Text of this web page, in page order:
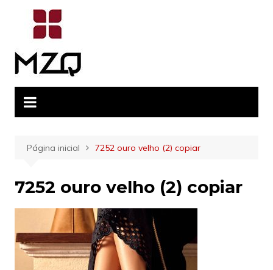
conteúdo
Página inicial 7252 ouro velho (2) copiar
7252 ouro velho (2) copiar